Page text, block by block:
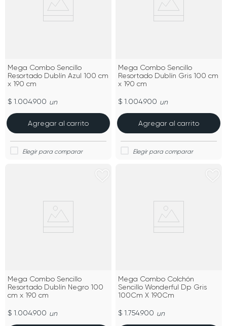
Mega Combo Sencillo
Resortado Dublín Azul 100 cm
x 190 cm
$ 1.004.900 un
Agregar al carrito
Mega Combo Sencillo
Resortado Dublín Gris 100 cm
x 190 cm
$ 1.004.900 un
Agregar al carrito
Mega Combo Sencillo
Resortado Dublín Negro 100
cm x 190 cm
$ 1.004.900 un
Mega Combo Colchón
Sencillo Wonderful Dp Gris
100Cm X 190Cm
$ 1.754.900 un